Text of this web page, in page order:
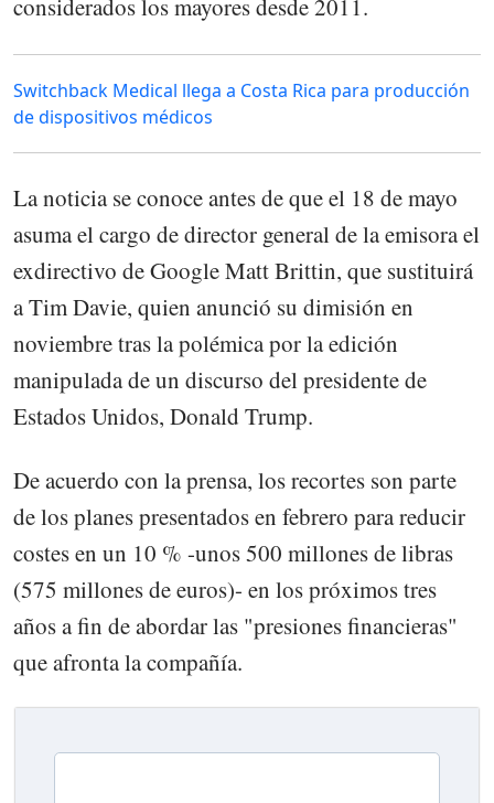
considerados los mayores desde 2011.
Switchback Medical llega a Costa Rica para producción
de dispositivos médicos
La noticia se conoce antes de que el 18 de mayo
asuma el cargo de director general de la emisora el
exdirectivo de Google Matt Brittin, que sustituirá
a Tim Davie, quien anunció su dimisión en
noviembre tras la polémica por la edición
manipulada de un discurso del presidente de
Estados Unidos, Donald Trump.
De acuerdo con la prensa, los recortes son parte
de los planes presentados en febrero para reducir
costes en un 10 % -unos 500 millones de libras
(575 millones de euros)- en los próximos tres
años a fin de abordar las "presiones financieras"
que afronta la compañía.